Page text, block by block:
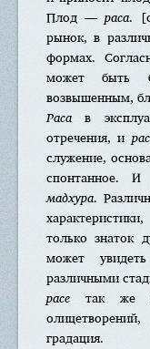
Плод —раса.
рынок, в
формах.
может быть
возвышенным,
Расав
отречения, и
служение,
спонтанное. И
мадхура.
только знаток
может
различными
расе так же
градация.